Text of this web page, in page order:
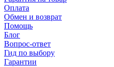
Оплата
Обмен и возврат
Помощь
Блог
Вопрос-ответ
Гид по выбору
Гарантии